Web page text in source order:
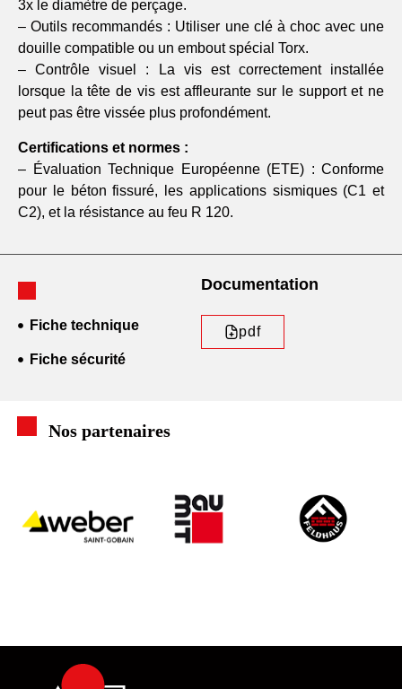
3x le diamètre de perçage.
– Outils recommandés : Utiliser une clé à choc avec une
douille compatible ou un embout spécial Torx.
– Contrôle visuel : La vis est correctement installée
lorsque la tête de vis est affleurante sur le support et ne
peut pas être vissée plus profondément.
Certifications et normes :
– Évaluation Technique Européenne (ETE) : Conforme
pour le béton fissuré, les applications sismiques (C1 et
C2), et la résistance au feu R 120.
Documentation
Fiche technique
pdf
Fiche sécurité
Nos partenaires